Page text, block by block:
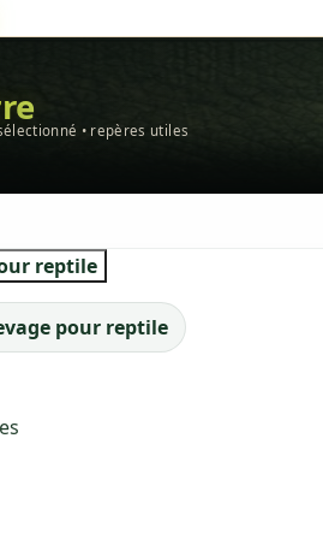
• repères utiles
reptile
pour reptile